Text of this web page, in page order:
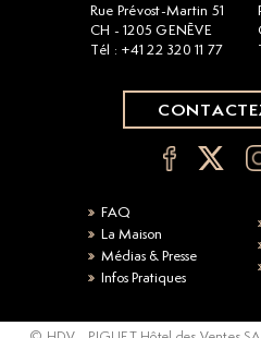
Rue Prévost-Martin 51
CH - 1205 GENÈVE
Tél : +41 22 320 11 77
FAQ
La Maison
Médias & Presse
Infos Pratiques